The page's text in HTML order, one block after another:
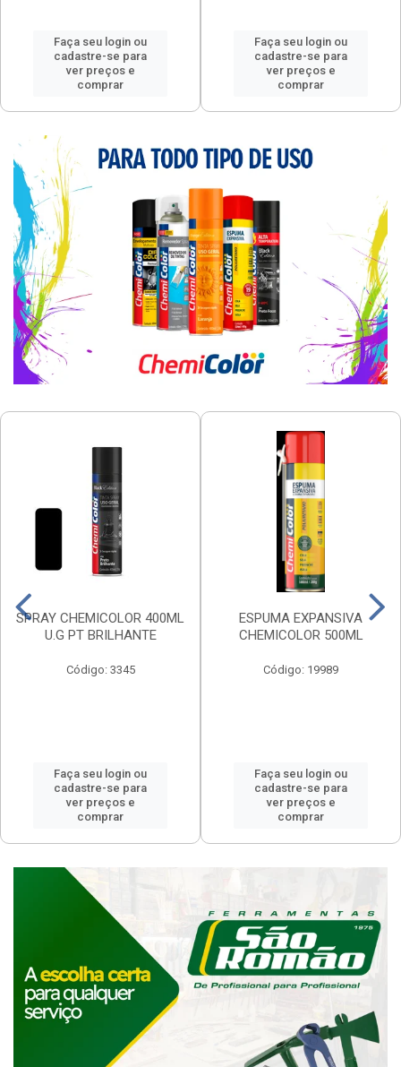
Faça seu login ou
cadastre-se para
ver preços e
comprar
Faça seu login ou
cadastre-se para
ver preços e
comprar
SPRAY CHEMICOLOR 400ML
U.G PT BRILHANTE
Código: 3345
Faça seu login ou
cadastre-se para
ver preços e
comprar
ESPUMA EXPANSIVA
CHEMICOLOR 500ML
Código: 19989
Faça seu login ou
cadastre-se para
ver preços e
comprar